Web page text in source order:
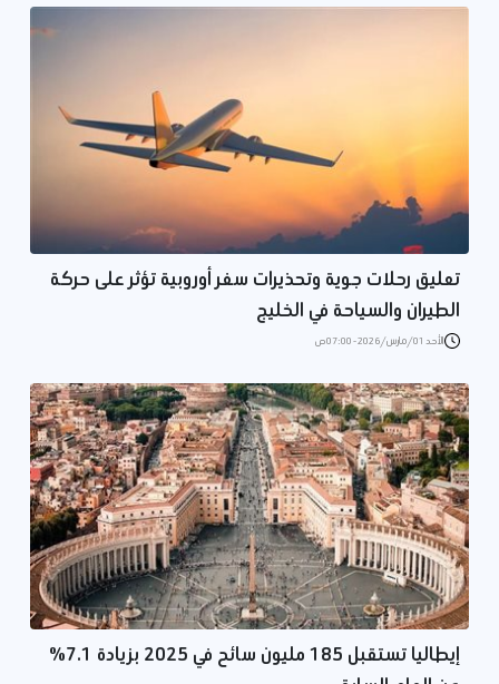
تعليق رحلات جوية وتحذيرات سفر أوروبية تؤثر على حركة
الطيران والسياحة في الخليج
الأحد 01/مارس/2026 - 07:00 ص
إيطاليا تستقبل 185 مليون سائح في 2025 بزيادة 7.1%